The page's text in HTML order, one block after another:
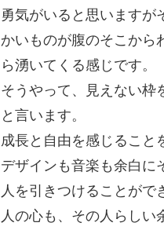
勇気がいると思いますが
かいものが腹のそこから
ら湧いてくる感じです。
そうやって、見えない枠
と言います。
成長と自由を感じること
デザインも音楽も余白に
人を引きつけることがで
人の心も、その人らし